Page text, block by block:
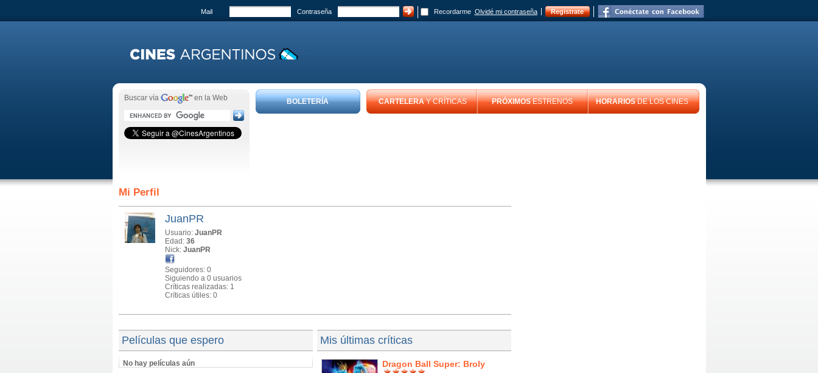
Mail Contraseña Recordarme Olvidé mi contraseña Registrate
Buscar vía en la Web BOLETERÍA CARTELERAY CRÍTICAS PRÓXIMOSESTRENOS HORARIOSDE LOS CINES
Mi Perfil
JuanPR
Usuario: JuanPR
Edad: 36
Nick: JuanPR
Seguidores: 0
Siguiendo a 0 usuarios
Críticas realizadas: 1
Críticas útiles: 0
Películas que espero
No hay películas aún
Mis últimas críticas
Dragon Ball Super: Broly